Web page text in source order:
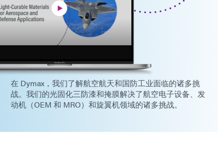
在 Dymax，我们了解航空航天和国防工业面临的诸多挑
战。我们的光固化三防漆和掩膜解决了航空电子设备、发
动机（OEM 和 MRO）和旋翼机领域的诸多挑战。